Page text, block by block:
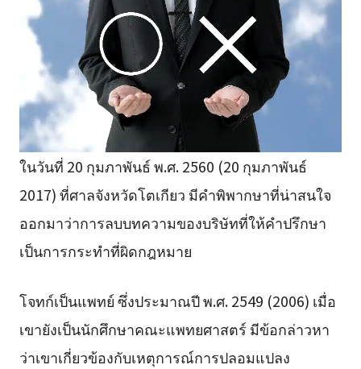
ในวันที่ 20 กุมภาพันธ์ พ.ศ. 2560 (20 กุมภาพันธ์
2017) ที่ศาลจังหวัดโตเกียว มีคำพิพากษาที่น่าสนใจ
ออกมาว่าการลบบทความของบริษัทที่ให้คำปรึกษา
เป็นการกระทำที่ผิดกฎหมาย
โจทก์เป็นแพทย์ ซึ่งประมาณปี พ.ศ. 2549 (2006) เมื่อ
เขายังเป็นนักศึกษาคณะแพทยศาสตร์ มีข้อกล่าวหา
ว่าเขาเกี่ยวข้องกับเหตุการณ์การปลอมแปลง